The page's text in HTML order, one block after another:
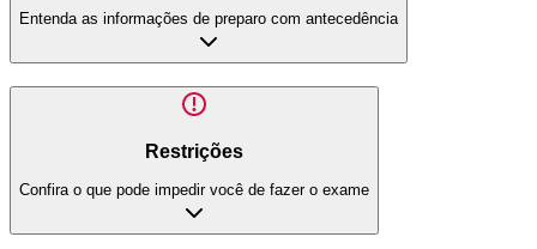
Entenda as informações de preparo com antecedência
Restrições
Confira o que pode impedir você de fazer o exame